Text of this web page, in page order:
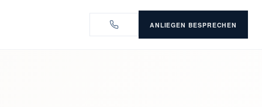
ANLIEGEN BESPRECHEN